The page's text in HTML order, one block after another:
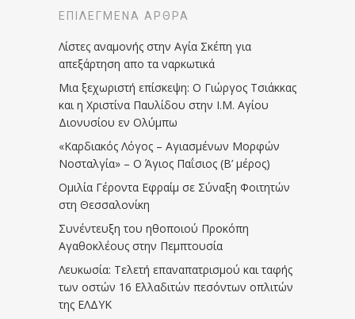
ΕΠΙΛΕΓΜΈΝΑ ΆΡΘΡΑ
Λίστες αναμονής στην Αγία Σκέπη για
απεξάρτηση απο τα ναρκωτικά
Μια ξεχωριστή επίσκεψη: Ο Γιώργος Τσιάκκας
και η Χριστίνα Παυλίδου στην Ι.Μ. Αγίου
Διονυσίου εν Ολύμπω
«Καρδιακός Λόγος – Αγιασμένων Μορφών
Νοσταλγία» – Ο Άγιος Παΐσιος (Β’ μέρος)
Ομιλία Γέροντα Εφραίμ σε Σύναξη Φοιτητών
στη Θεσσαλονίκη
Συνέντευξη του ηθοποιού Προκόπη
Αγαθοκλέους στην Πεμπτουσία
Λευκωσία: Τελετή επαναπατρισμού και ταφής
των οστών 16 Ελλαδιτών πεσόντων οπλιτών
της ΕΛΔΥΚ